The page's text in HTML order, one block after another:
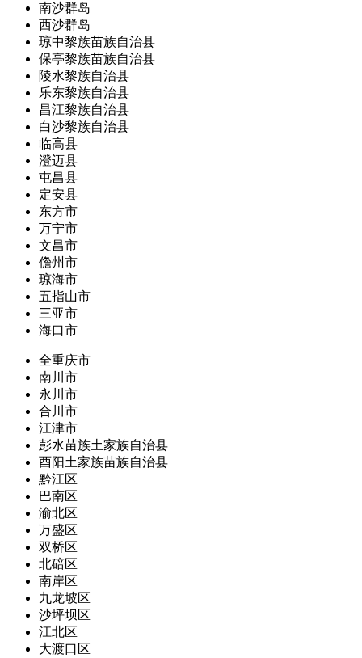
南沙群岛
西沙群岛
琼中黎族苗族自治县
保亭黎族苗族自治县
陵水黎族自治县
乐东黎族自治县
昌江黎族自治县
白沙黎族自治县
临高县
澄迈县
屯昌县
定安县
东方市
万宁市
文昌市
儋州市
琼海市
五指山市
三亚市
海口市
全重庆市
南川市
永川市
合川市
江津市
彭水苗族土家族自治县
酉阳土家族苗族自治县
黔江区
巴南区
渝北区
万盛区
双桥区
北碚区
南岸区
九龙坡区
沙坪坝区
江北区
大渡口区